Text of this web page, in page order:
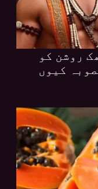
روشن کو
کیوں